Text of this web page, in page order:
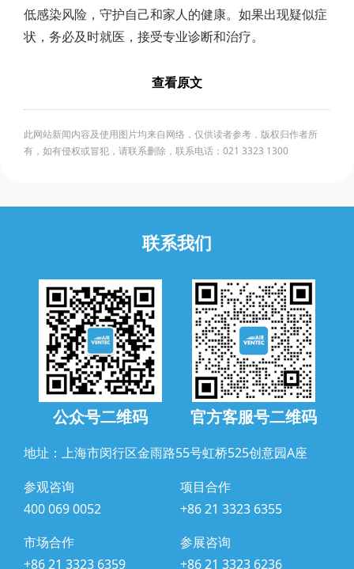
低感染风险，守护自己和家人的健康。如果出现疑似症
状，务必及时就医，接受专业诊断和治疗。
查看原文
此网站新闻内容及使用图片均来自网络，仅供读者参考，版权归作者所
有，如有侵权或冒犯，请联系删除，联系电话：021 3323 1300
联系我们
公众号二维码 官方客服号二维码
地址：上海市闵行区金雨路55号虹桥525创意园A座
参观咨询
400 069 0052
项目合作
+86 21 3323 6355
市场合作
+86 21 3323 6359
参展咨询
+86 21 3323 6236